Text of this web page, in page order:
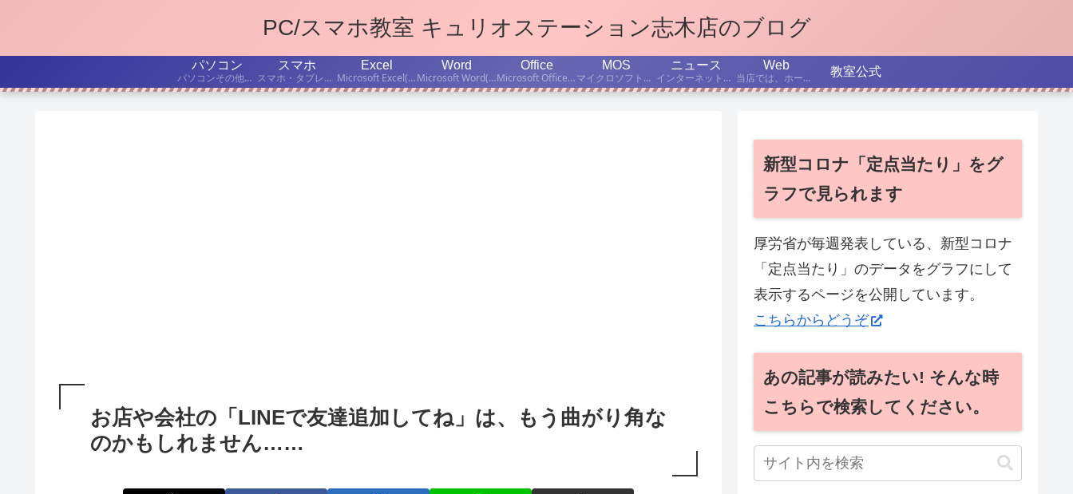
PC/スマホ教室 キュリオステーション志木店のブログ
パソコン
パソコンその他デジタル機器の、持ち込み修理・出張修理について書いています。
スマホ
スマホ・タブレットを、もうちょっと便利に使いたい! こんな「困った」を解決したい! という記事を書いています。
Excel
Microsoft Excel(エクセル)学習のポイント、ちょっと便利な小技などをご紹介します。
Word
Microsoft Word(ワード)学習のポイント、ちょっと便利な小技などをご紹介します。
Office
Microsoft Office(オフィス)の使い方、学習のポイント、ちょっと便利な小技などをご紹介します。
MOS
マイクロソフト公認資格「Microsoft Office Specialist」取得を目指す方のために、MOS有資格者の当店インストラクターが、資格試験対策・学習法などについて書いています。
ニュース
インターネット、パソコン、スマホなどについての最新ニュースから、テーマを選んで解説する記事です。
Web
当店では、ホームページ作成を学べるコースを設置しています。ここでは、制作日記、役立つTips、これからのホームページ制作、SEOなどについて書いていきます。
教室公式
お店や会社の「LINEで友達追加してね」は、もう曲がり角な
のかもしれません……
新型コロナ「定点当たり」をグ
ラフで見られます
厚労省が毎週発表している、新型コロナ
「定点当たり」のデータをグラフにして
表示するページを公開しています。
こちらからどうぞ
あの記事が読みたい! そんな時
こちらで検索してください。